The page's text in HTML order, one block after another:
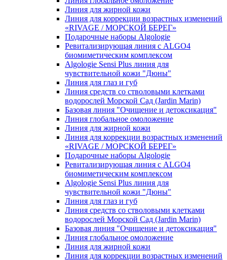
Линия для жирной кожи
Линия для коррекции возрастных изменений
«RIVAGE / МОРСКОЙ БЕРЕГ»
Подарочные наборы Algologie
Ревитализирующая линия с ALGO4
биомиметическим комплексом
Algologie Sensi Plus линия для
чувcтвительной кожи "Дюны"
Линия для глаз и губ
Линия средств со стволовыми клетками
водорослей Морской Сад (Jardin Marin)
Базовая линия "Очищение и детоксикация"
Линия глобальное омоложение
Линия для жирной кожи
Линия для коррекции возрастных изменений
«RIVAGE / МОРСКОЙ БЕРЕГ»
Подарочные наборы Algologie
Ревитализирующая линия с ALGO4
биомиметическим комплексом
Algologie Sensi Plus линия для
чувcтвительной кожи "Дюны"
Линия для глаз и губ
Линия средств со стволовыми клетками
водорослей Морской Сад (Jardin Marin)
Базовая линия "Очищение и детоксикация"
Линия глобальное омоложение
Линия для жирной кожи
Линия для коррекции возрастных изменений